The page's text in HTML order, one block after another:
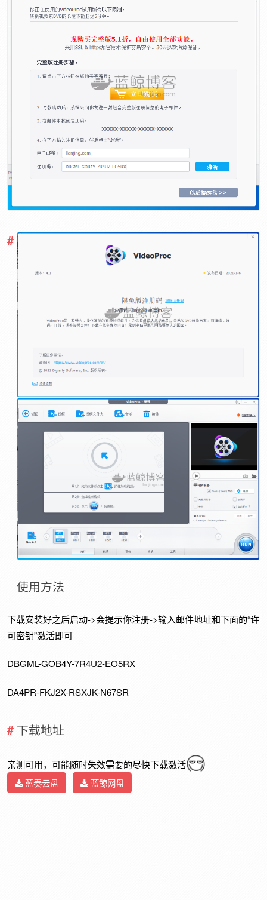
使用方法
下载安装好之后启动->会提示你注册->输入邮件地址和下面的“许
可密钥”激活即可
DBGML-GOB4Y-7R4U2-EO5RX
DA4PR-FKJ2X-RSXJK-N67SR
下载地址
亲测可用，可能随时失效需要的尽快下载激活
蓝奏云盘
蓝鲸网盘